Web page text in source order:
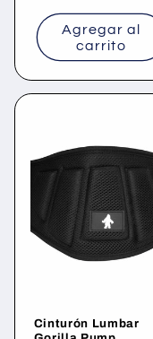
habitual
Agregar al
carrito
Cinturón Lumbar